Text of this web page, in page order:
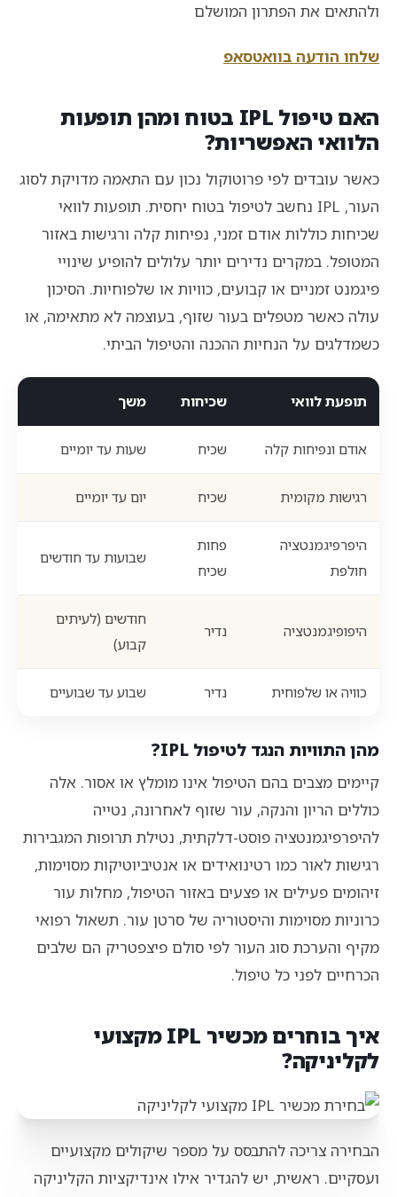
ולהתאים את הפתרון המושלם
שלחו הודעה בוואטסאפ
האם טיפול IPL בטוח ומהן תופעות
הלוואי האפשריות?
כאשר עובדים לפי פרוטוקול נכון עם התאמה מדויקת לסוג
העור, IPL נחשב לטיפול בטוח יחסית. תופעות לוואי
שכיחות כוללות אודם זמני, נפיחות קלה ורגישות באזור
המטופל. במקרים נדירים יותר עלולים להופיע שינויי
פיגמנט זמניים או קבועים, כוויות או שלפוחיות. הסיכון
עולה כאשר מטפלים בעור שזוף, בעוצמה לא מתאימה, או
כשמדלגים על הנחיות ההכנה והטיפול הביתי.
תופעת לוואי שכיחות משך
אודם ונפיחות קלה שכיח שעות עד יומיים
רגישות מקומית שכיח יום עד יומיים
היפרפיגמנטציה
חולפת
פחות
שכיח
שבועות עד חודשים
היפופיגמנטציה נדיר
חודשים (לעיתים
קבוע)
כוויה או שלפוחית נדיר שבוע עד שבועיים
מהן התוויות הנגד לטיפול IPL?
קיימים מצבים בהם הטיפול אינו מומלץ או אסור. אלה
כוללים הריון והנקה, עור שזוף לאחרונה, נטייה
להיפרפיגמנטציה פוסט-דלקתית, נטילת תרופות המגבירות
רגישות לאור כמו רטינואידים או אנטיביוטיקות מסוימות,
זיהומים פעילים או פצעים באזור הטיפול, מחלות עור
כרוניות מסוימות והיסטוריה של סרטן עור. תשאול רפואי
מקיף והערכת סוג העור לפי סולם פיצפטריק הם שלבים
הכרחיים לפני כל טיפול.
איך בוחרים מכשיר IPL מקצועי
לקליניקה?
הבחירה צריכה להתבסס על מספר שיקולים מקצועיים
ועסקיים. ראשית, יש להגדיר אילו אינדיקציות הקליניקה